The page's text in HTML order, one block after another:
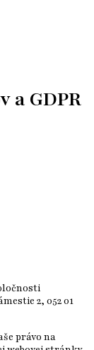
a GDPR
2, 052 01
právo na